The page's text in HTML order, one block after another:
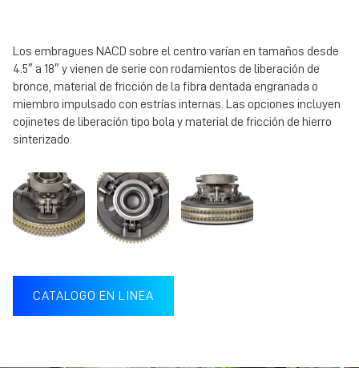
Los embragues NACD sobre el centro varían en tamaños desde
4.5″ a 18″ y vienen de serie con rodamientos de liberación de
bronce, material de fricción de la fibra dentada engranada o
miembro impulsado con estrías internas. Las opciones incluyen
cojinetes de liberación tipo bola y material de fricción de hierro
sinterizado.
CATALOGO EN LINEA